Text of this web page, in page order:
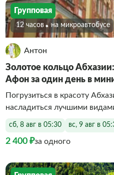
Групповая
12 часов На микроавтобусе
Антон
Золотое кольцо
Афон за один день в
Погрузиться в красоту
насладиться лучшими
сб, 8 авг в 05:30 вс, 9 авг в
2 400 ₽за одного